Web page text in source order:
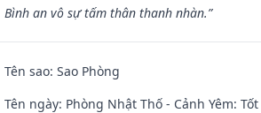
Bình an vô sự tấm thân thanh nhàn.”
Tên sao: Sao Phòng
Tên ngày: Phòng Nhật Thố - Cảnh Yêm: